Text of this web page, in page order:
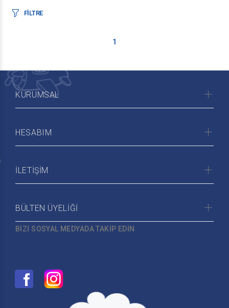
FİLTRE
1
KURUMSAL
HESABIM
İLETİŞİM
BÜLTEN ÜYELİĞİ
BİZİ SOSYAL MEDYADA TAKİP EDİN